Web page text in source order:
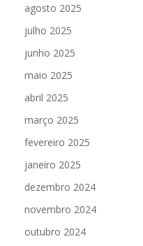
agosto 2025
julho 2025
junho 2025
maio 2025
abril 2025
março 2025
fevereiro 2025
janeiro 2025
dezembro 2024
novembro 2024
outubro 2024